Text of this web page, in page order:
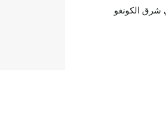
مجموعة السبع بهجوم حركة 23 مارس (إم 23) في شرق الكونغو